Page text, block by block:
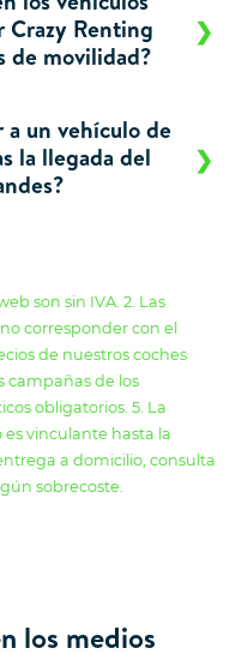
Renting
de movilidad?
a un vehículo de
la llegada del
son sin IVA. 2. Las
corresponder con el
de nuestros coches
campañas de los
obligatorios. 5. La
vinculante hasta la
a domicilio, consulta
sobrecoste.
los medios